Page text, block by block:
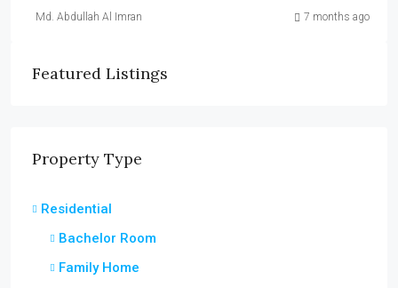
Md. Abdullah Al Imran 7 months ago
Featured Listings
Property Type
Residential
Bachelor Room
Family Home